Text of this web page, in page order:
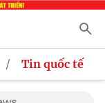
/ Tin quốc tế